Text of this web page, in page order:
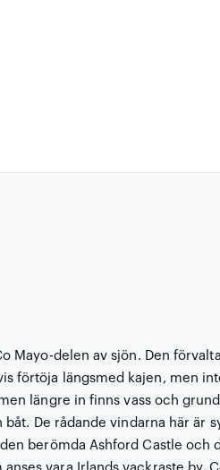
Mayo-delen av sjön. Den
förtöja längsmed kajen, men
längre in finns vass och
De rådande vindarna här är
berömda Ashford Castle och